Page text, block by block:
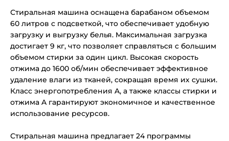
Стиральная машина оснащена барабаном объемом
60 литров с подсветкой, что обеспечивает удобную
загрузку и выгрузку белья. Максимальная загрузка
достигает 9 кг, что позволяет справляться с большим
объемом стирки за один цикл. Высокая скорость
отжима до 1600 об/мин обеспечивает эффективное
удаление влаги из тканей, сокращая время их сушки.
Класс энергопотребления A, а также классы стирки и
отжима A гарантируют экономичное и качественное
использование ресурсов.
Стиральная машина предлагает 24 программы